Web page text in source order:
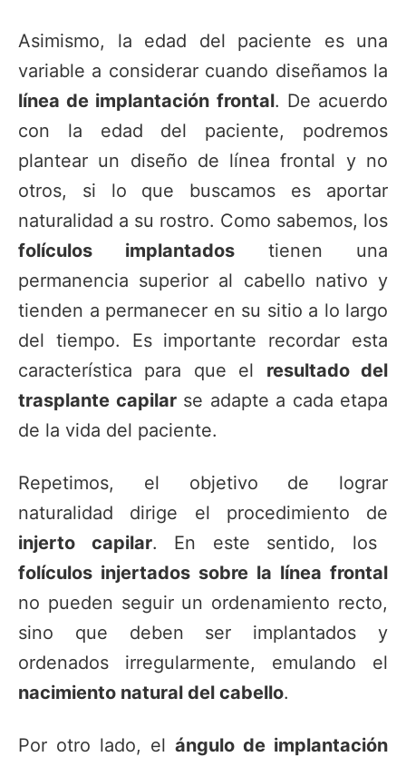
Asimismo, la edad del paciente es una
variable a considerar cuando diseñamos la
línea de implantación frontal. De acuerdo
con la edad del paciente, podremos
plantear un diseño de línea frontal y no
otros, si lo que buscamos es aportar
naturalidad a su rostro. Como sabemos, los
folículos implantados tienen una
permanencia superior al cabello nativo y
tienden a permanecer en su sitio a lo largo
del tiempo. Es importante recordar esta
característica para que el resultado del
trasplante capilarse adapte a cada etapa
de la vida del paciente.
Repetimos, el objetivo de lograr
naturalidad dirige el procedimiento de
injerto capilar. En este sentido, los
folículos injertados sobre la línea frontal
no pueden seguir un ordenamiento recto,
sino que deben ser implantados y
ordenados irregularmente, emulando el
nacimiento natural del cabello.
Por otro lado, el ángulo de implantación